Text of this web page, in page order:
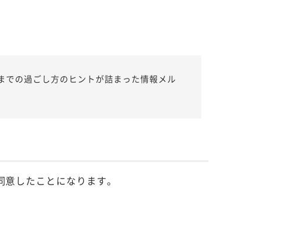
での過ごし方のヒントが詰まった情報メル
したことになります。